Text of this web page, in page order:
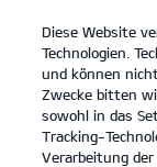
open
menu
Diese Website
Technologien.
und können
Zwecke bitten
sowohl in das
Tracking-
Verarbeitung